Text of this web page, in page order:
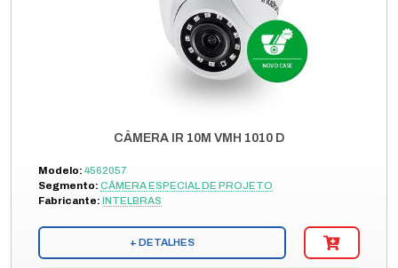
CÂMERA IR 10M VMH 1010 D
Modelo: 4562057
Segmento: CÂMERA ESPECIAL DE PROJETO
Fabricante: INTELBRAS
+ DETALHES